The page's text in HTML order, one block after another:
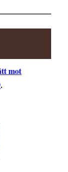
mot
.